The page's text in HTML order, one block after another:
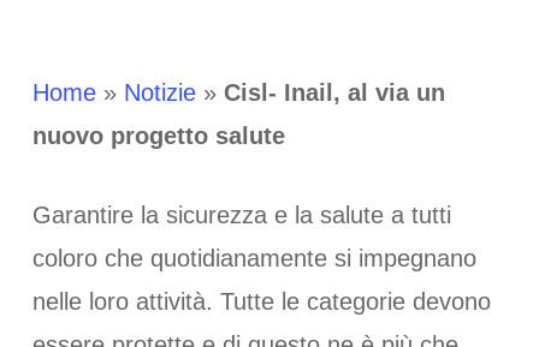
Home» Notizie» Cisl- Inail, al via un
nuovo progetto salute
Garantire la sicurezza e la salute a tutti
coloro che quotidianamente si impegnano
nelle loro attività. Tutte le categorie devono